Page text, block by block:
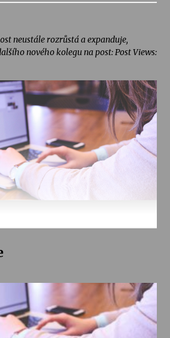
neustále rozrůstá a expanduje,
nového kolegu na post: Post Views: